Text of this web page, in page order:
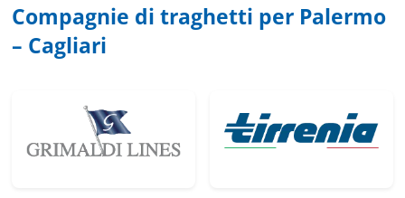
Compagnie di traghetti per Palermo
– Cagliari